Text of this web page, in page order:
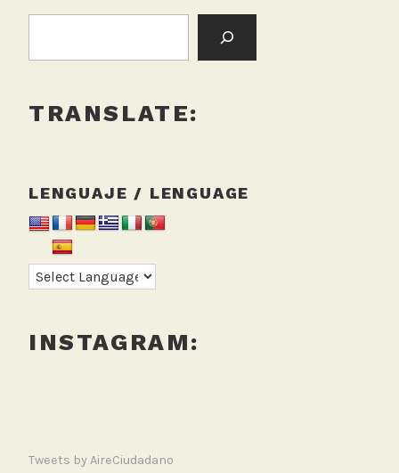
TRANSLATE:
LENGUAJE / LENGUAGE
INSTAGRAM:
Tweets by AireCiudadano